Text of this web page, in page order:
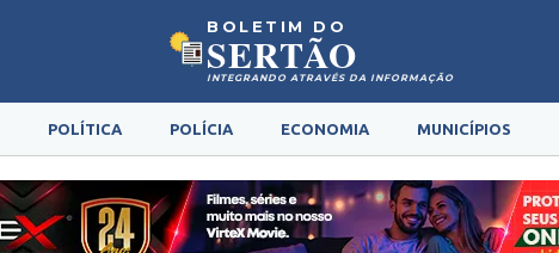
BOLETIM DO
SERTÃO
INTEGRANDO ATRAVÉS DA INFORMAÇÃO
POLÍTICA POLÍCIA ECONOMIA MUNICÍPIOS